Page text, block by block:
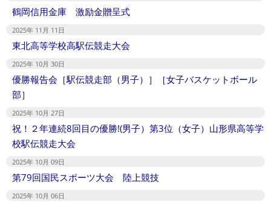
鶴岡信用金庫 激励金贈呈式
2025年 11月 11日
東北高等学校高駅伝競走大会
2025年 10月 30日
優勝報告会［駅伝競走部（男子）］［女子バスケットボール
部］
2025年 10月 27日
祝！２年連続8回目の優勝!(男子）第3位（女子）山形県高等学
校駅伝競走大会
2025年 10月 09日
第79回国民スポーツ大会 陸上競技
2025年 10月 06日